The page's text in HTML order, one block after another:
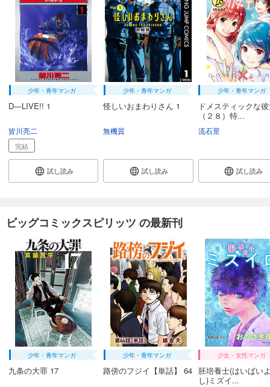
少年・青年マンガ
D―LIVE!! 1
皆川亮二
完結
試し読み
少年・青年マンガ
怪しいおまわりさん 1
無機質
試し読み
少年・青年マンガ
ドメスティックな
（２８）特...
流石景
試し読み
ビッグコミックスピリッツ の最新刊
少年・青年マンガ
九条の大罪 17
少年・青年マンガ
路傍のフジイ【単話】 64
少女・女性マンガ
胚培養士(はいばい
し)ミズイ...